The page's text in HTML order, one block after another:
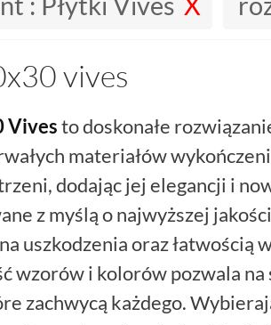
vives
Vivesto doskonałe
materiałów
dodając jej elegancji i
z myślą o najwyższej
uszkodzenia oraz łatwością
wzorów i kolorów pozwala
zachwycą każdego.